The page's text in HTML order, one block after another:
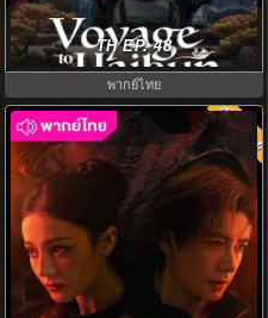
ทะลุเวลาปั้นฮ่องเต้ใหม่ ภาค 2
Voyage to Haihun S2 พากย์ไทย
TH EP. 48
พากย์ไทย
8.0 พากย์ไทย